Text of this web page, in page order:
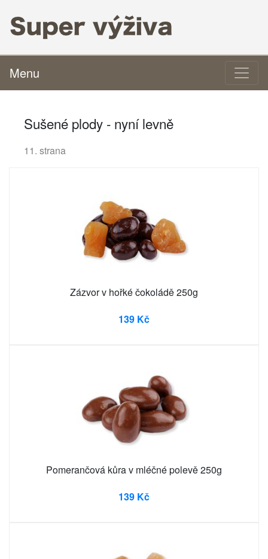
Menu
Sušené plody - nyní levně
11. strana
Zázvor v hořké čokoládě 250g
139 Kč
Pomerančová kůra v mléčné polevě 250g
139 Kč